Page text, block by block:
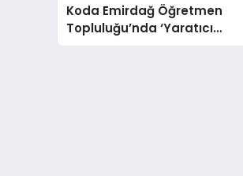
Koda Emirdağ Öğretmen
Topluluğu’nda ‘Yaratıcı
Drama’ eğitimi